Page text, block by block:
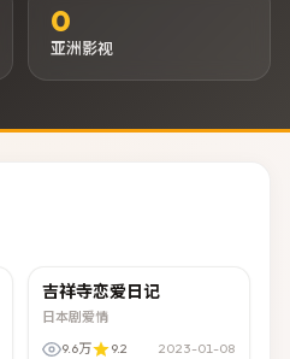
0
亚洲影视
吉祥寺恋爱日记
日本剧爱情
9.6万
9.2 2023-01-08